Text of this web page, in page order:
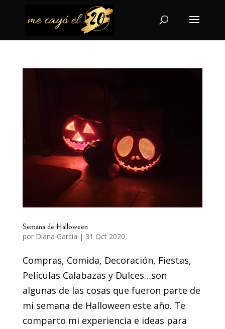
Semana de Halloween
por Diana Garcia | 31 Oct 2020
Compras, Comida, Decoración, Fiestas,
Películas Calabazas y Dulces…son
algunas de las cosas que fueron parte de
mi semana de Halloween este año. Te
comparto mi experiencia e ideas para